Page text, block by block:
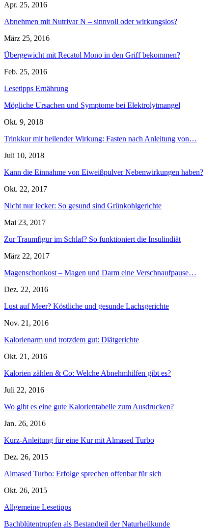
Apr. 25, 2016
Abnehmen mit Nutrivar N – sinnvoll oder wirkungslos?
März 25, 2016
Übergewicht mit Recatol Mono in den Griff bekommen?
Feb. 25, 2016
Lesetipps Ernährung
Mögliche Ursachen und Symptome bei Elektrolytmangel
Okt. 9, 2018
Trinkkur mit heilender Wirkung: Fasten nach Anleitung von…
Juli 10, 2018
Kann die Einnahme von Eiweißpulver Nebenwirkungen haben?
Okt. 22, 2017
Nicht nur lecker: So gesund sind Grünkohlgerichte
Mai 23, 2017
Zur Traumfigur im Schlaf? So funktioniert die Insulindiät
März 22, 2017
Magenschonkost – Magen und Darm eine Verschnaufpause…
Dez. 22, 2016
Lust auf Meer? Köstliche und gesunde Lachsgerichte
Nov. 21, 2016
Kalorienarm und trotzdem gut: Diätgerichte
Okt. 21, 2016
Kalorien zählen & Co: Welche Abnehmhilfen gibt es?
Juli 22, 2016
Wo gibt es eine gute Kalorientabelle zum Ausdrucken?
Jan. 26, 2016
Kurz-Anleitung für eine Kur mit Almased Turbo
Dez. 26, 2015
Almased Turbo: Erfolge sprechen offenbar für sich
Okt. 26, 2015
Allgemeine Lesetipps
Bachblütentropfen als Bestandteil der Naturheilkunde